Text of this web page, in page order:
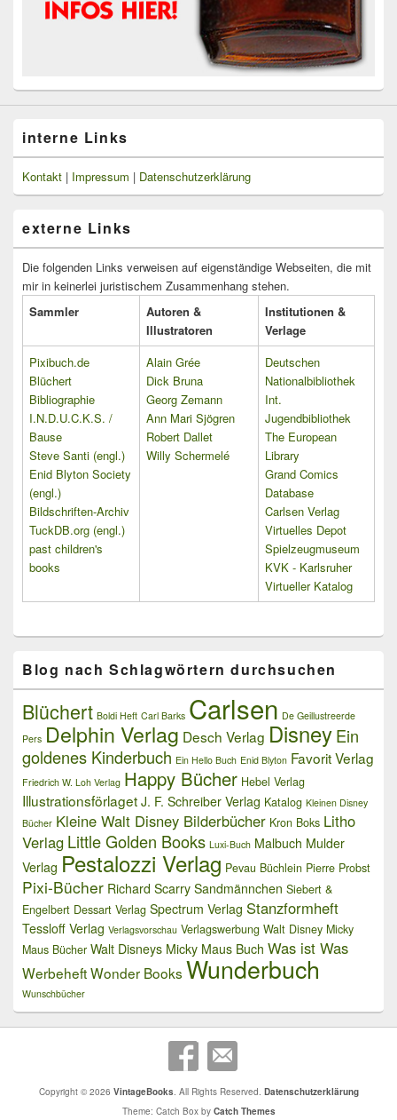
interne Links
Kontakt | Impressum | Datenschutzerklärung
externe Links
Die folgenden Links verweisen auf eigenständige Webseiten, die mit
mir in keinerlei juristischem Zusammenhang stehen.
Sammler
Autoren &
Illustratoren
Institutionen &
Verlage
Pixibuch.de
Blüchert
Bibliographie
I.N.D.U.C.K.S. /
Bause
Steve Santi (engl.)
Enid Blyton Society
(engl.)
Bildschriften-Archiv
TuckDB.org (engl.)
past children's
books
Alain Grée
Dick Bruna
Georg Zemann
Ann Mari Sjögren
Robert Dallet
Willy Schermelé
Deutschen
Nationalbibliothek
Int.
Jugendbibliothek
The European
Library
Grand Comics
Database
Carlsen Verlag
Virtuelles Depot
Spielzeugmuseum
KVK - Karlsruher
Virtueller Katalog
Blog nach Schlagwörtern durchsuchen
Blüchert Boldi Heft Carl Barks Carlsen De Geillustreerde
Pers Delphin Verlag Desch Verlag DisneyEin
goldenes Kinderbuch Ein Hello Buch Enid Blyton Favorit Verlag
Friedrich W. Loh Verlag Happy Bücher Hebel Verlag
Illustrationsförlaget J. F. Schreiber Verlag Katalog Kleinen Disney
Bücher Kleine Walt Disney Bilderbücher Kron Boks Litho
Verlag Little Golden Books Luxi-Buch Malbuch Mulder
Verlag Pestalozzi Verlag Pevau Büchlein Pierre Probst
Pixi-Bücher Richard Scarry Sandmännchen Siebert &
Engelbert Dessart Verlag Spectrum Verlag Stanzformheft
Tessloff Verlag Verlagsvorschau Verlagswerbung Walt Disney Micky
Maus Bücher Walt Disneys Micky Maus Buch Was ist Was
WerbeheftWonder Books Wunderbuch
Wunschbücher
Copyright © 2026 VintageBooks . All Rights Reserved. Datenschutzerklärung
Theme: Catch Box by Catch Themes